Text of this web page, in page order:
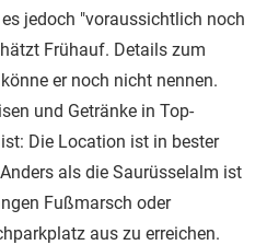
jedoch "voraussichtlich noch
Frühauf. Details zum
er noch nicht nennen.
und Getränke in Top-
Die Location ist in bester
als die Saurüsselalm ist
Fußmarsch oder
aus zu erreichen.